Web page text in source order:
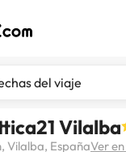
del viaje
Vilalba
Vilalba, EspañaVer